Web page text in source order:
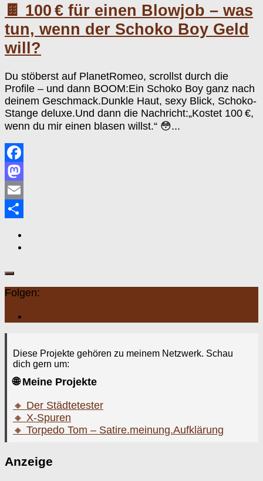
🍫 100 € für einen Blowjob – was
tun, wenn der Schoko Boy Geld
will?
Du stöberst auf PlanetRomeo, scrollst durch die
Profile – und dann BOOM:Ein Schoko Boy ganz nach
deinem Geschmack.Dunkle Haut, sexy Blick, Schoko-
Stange deluxe.Und dann die Nachricht:„Kostet 100 €,
wenn du mir einen blasen willst.“ 😳...
Facebook
Mastodon
Email
Folgen:
Diese Projekte gehören zu meinem Netzwerk. Schau
dich gern um:
🌐 Meine Projekte
🔸 Der Städtetester
🔸 X-Spuren
🔸 Torpedo Tom – Satire.meinung.Aufklärung
Anzeige